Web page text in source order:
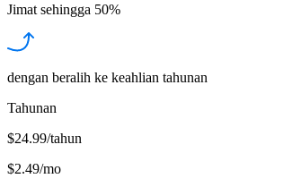
Jimat sehingga 50%
dengan beralih ke keahlian tahunan
Tahunan
$24.99/tahun
$2.49/mo